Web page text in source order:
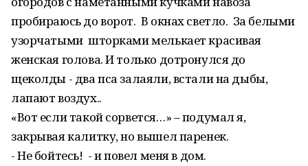
пробираюсь до ворот. В окнах светло. За белыми
узорчатыми шторками мелькает красивая
женская голова. И только дотронулся до
щеколды - два пса залаяли, встали на дыбы,
лапают воздух..
«Вот если такой сорвется…» – подумал я,
закрывая калитку, но вышел паренек.
- Не бойтесь! - и повел меня в дом.